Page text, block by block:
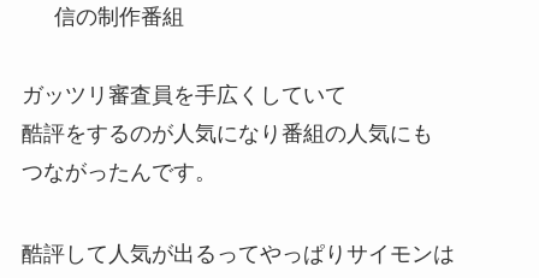
信の制作番組
ガッツリ審査員を手広くしていて
酷評をするのが人気になり番組の人気にも
つながったんです。
酷評して人気が出るってやっぱりサイモンは